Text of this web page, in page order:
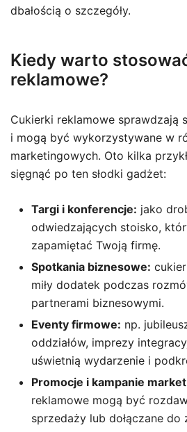
dbałością o szczegóły.
Kiedy warto
reklamowe?
Cukierki reklamowe sprawdzają
i mogą być wykorzystywane w
marketingowych. Oto kilka
sięgnąć po ten słodki gadżet:
Targi i konferencje: jako
odwiedzających stoisko,
zapamiętać Twoją firmę.
Spotkania biznesowe:
miły dodatek podczas
partnerami biznesowymi.
Eventy firmowe: np.
oddziałów, imprezy
uświetnią wydarzenie i
Promocje i kampanie
reklamowe mogą być
sprzedaży lub dołączane do